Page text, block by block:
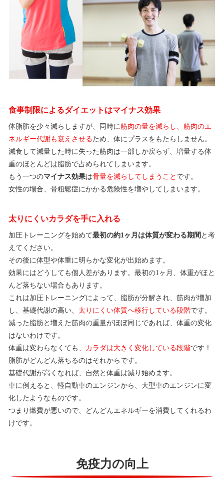
食事制限によるダイエットはマイナス効果
体脂肪を少々減らしますが、同時に筋肉の量を減らし、筋肉のエ
ネルギー代謝も衰えさせるため、体にプラスをもたらしません。
減食して減量した時に失った筋肉は一部しか戻らず、増量する体
重のほとんどは脂肪で占められてしまいます。
もう一つのマイナス効果は骨量を減らしてしまうこと です。
女性の場合、骨粗鬆症にかかる危険性を増やしてしまいます。
太りにくいカラダを手に入れる
加圧トレーニングを始めて最初の約1ヶ月は体質が変わる期間 と考
えてください。
その後に体型や体重に明らかな変化が出始めます。
効果にはどうしても個人差があります。最初の1ヶ月、体重がほと
んど落ちない場合もあります。
これは加圧トレーニングによって、脂肪が分解され、筋肉が増加
し、基礎代謝の高い、 太りにくい体質へ移行している段階です。
減った脂肪と増えた筋肉の重量がほぼ同じであれば、体重の変化
はないわけです。
体重は変わらなくても 、カラダは大きく変化している段階です！
脂肪がどんどん落ちるのはそれからです。
基礎代謝が高くなれば、自然と体重は減り始めます。
車に例えると、軽自動車のエンジンから、大型車のエンジンに変
化したようなものです。
つまり燃費が悪いので、どんどんエネルギーを消費してくれるわ
けです。
免疫力の向上